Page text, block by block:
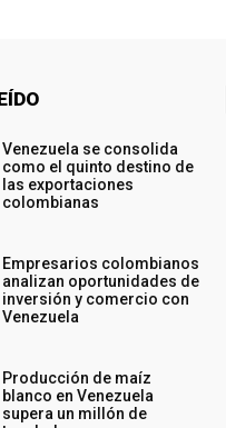
Venezuela se consolida
como el quinto destino de
las exportaciones
colombianas
Empresarios colombianos
analizan oportunidades de
inversión y comercio con
Venezuela
Producción de maíz
blanco en Venezuela
supera un millón de